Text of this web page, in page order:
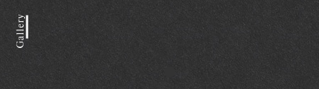
Gallery